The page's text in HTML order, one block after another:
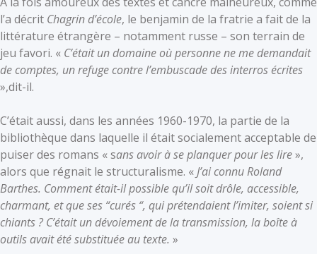
l’a décrit Chagrin d’école, le benjamin de la fratrie a fait de la
littérature étrangère – notamment russe – son terrain de
jeu favori. « C’était un domaine où personne ne me demandait
de comptes, un refuge contre l’embuscade des interros écrites
»,dit-il.
C’était aussi, dans les années 1960-1970, la partie de la
bibliothèque dans laquelle il était socialement acceptable de
puiser des romans « sans avoir à se planquer pour les lire»,
alors que régnait le structuralisme. «J’ai connu Roland
Barthes. Comment était-il possible qu’il soit drôle, accessible,
charmant, et que ses “curés “, qui prétendaient l’imiter, soient si
chiants ? C’était un dévoiement de la transmission, la boîte à
outils avait été substituée au texte. »